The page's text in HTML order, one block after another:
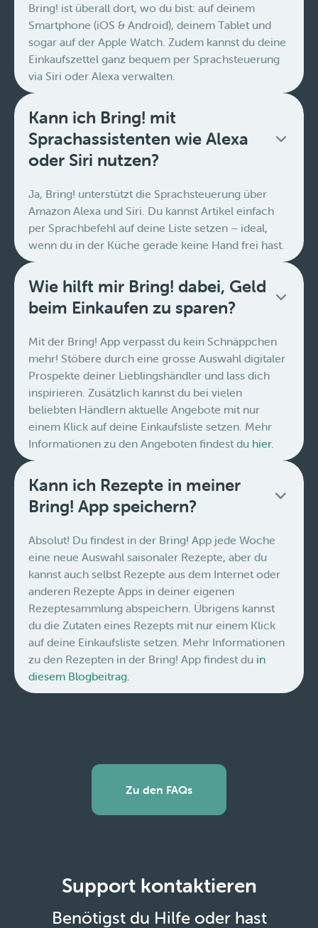
Bring! ist überall dort, wo du bist: auf deinem
Smartphone (iOS & Android), deinem Tablet und
sogar auf der Apple Watch. Zudem kannst du deine
Einkaufszettel ganz bequem per Sprachsteuerung
via Siri oder Alexa verwalten.
Kann ich Bring! mit
Sprachassistenten wie Alexa
oder Siri nutzen?
Ja, Bring! unterstützt die Sprachsteuerung über
Amazon Alexa und Siri. Du kannst Artikel einfach
per Sprachbefehl auf deine Liste setzen – ideal,
wenn du in der Küche gerade keine Hand frei hast.
Wie hilft mir Bring! dabei, Geld
beim Einkaufen zu sparen?
Mit der Bring! App verpasst du kein Schnäppchen
mehr! Stöbere durch eine grosse Auswahl digitaler
Prospekte deiner Lieblingshändler und lass dich
inspirieren. Zusätzlich kannst du bei vielen
beliebten Händlern aktuelle Angebote mit nur
einem Klick auf deine Einkaufsliste setzen. Mehr
Informationen zu den Angeboten findest du hier.
Kann ich Rezepte in meiner
Bring! App speichern?
Absolut! Du findest in der Bring! App jede Woche
eine neue Auswahl saisonaler Rezepte, aber du
kannst auch selbst Rezepte aus dem Internet oder
anderen Rezepte Apps in deiner eigenen
Rezeptesammlung abspeichern. Übrigens kannst
du die Zutaten eines Rezepts mit nur einem Klick
auf deine Einkaufsliste setzen. Mehr Informationen
zu den Rezepten in der Bring! App findest du in
diesem Blogbeitrag.
Zu den FAQs
Support kontaktieren
Benötigst du Hilfe oder hast